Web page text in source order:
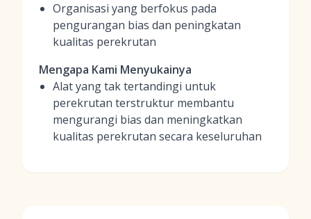
Organisasi yang berfokus pada
pengurangan bias dan peningkatan
kualitas perekrutan
Mengapa Kami Menyukainya
Alat yang tak tertandingi untuk
perekrutan terstruktur membantu
mengurangi bias dan meningkatkan
kualitas perekrutan secara keseluruhan